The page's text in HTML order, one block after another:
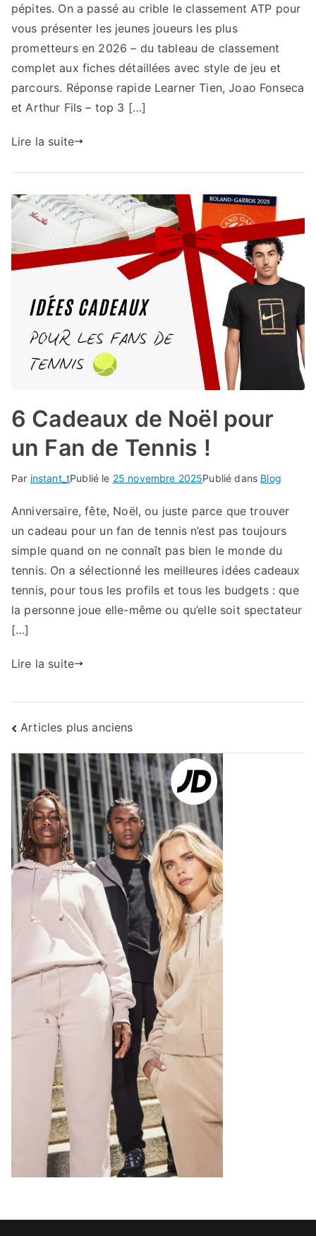
pépites. On a passé au crible le classement ATP pour
vous présenter les jeunes joueurs les plus
prometteurs en 2026 – du tableau de classement
complet aux fiches détaillées avec style de jeu et
parcours. Réponse rapide Learner Tien, Joao Fonseca
et Arthur Fils – top 3 […]
Lire la suite
6 Cadeaux de Noël pour
un Fan de Tennis !
Par instant_tPublié le 25 novembre 2025Publié dans Blog
Anniversaire, fête, Noël, ou juste parce que trouver
un cadeau pour un fan de tennis n’est pas toujours
simple quand on ne connaît pas bien le monde du
tennis. On a sélectionné les meilleures idées cadeaux
tennis, pour tous les profils et tous les budgets : que
la personne joue elle-même ou qu’elle soit spectateur
[…]
Lire la suite
Navigation
des
articles
Articles plus anciens